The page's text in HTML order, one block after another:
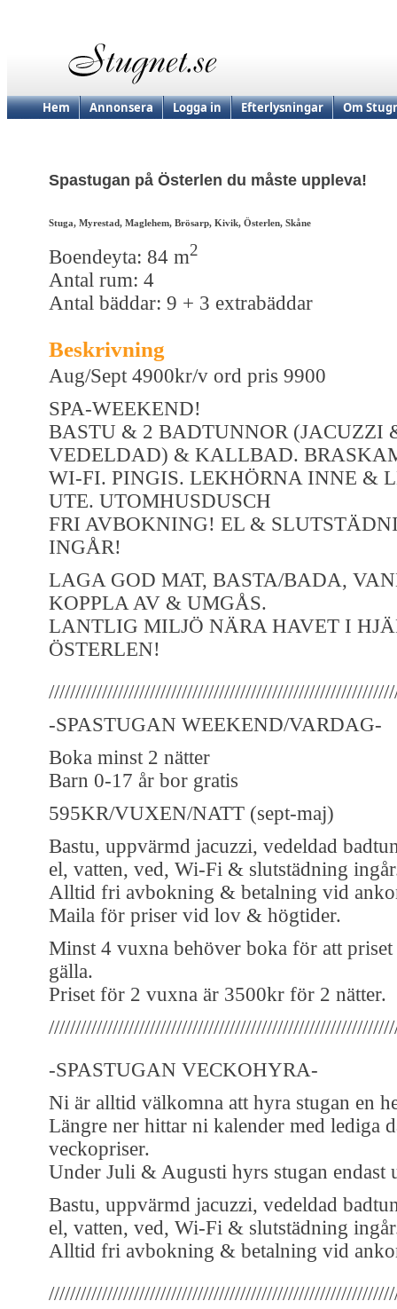
Hem Annonsera Logga in Efterlysningar Om
Spastugan på Österlen du måste uppleva!
Stuga, Myrestad, Maglehem, Brösarp, Kivik, Österlen, Skåne
Boendeyta: 84 m2
Antal rum: 4
Antal bäddar: 9 + 3 extrabäddar
Beskrivning
Aug/Sept 4900kr/v ord pris 9900
SPA-WEEKEND!
BASTU & 2 BADTUNNOR (JACUZZI
VEDELDAD) & KALLBAD.
WI-FI. PINGIS. LEKHÖRNA INNE &
UTE. UTOMHUSDUSCH
FRI AVBOKNING! EL &
INGÅR!
LAGA GOD MAT, BASTA/BADA,
KOPPLA AV & UMGÅS.
LANTLIG MILJÖ NÄRA HAVET I
ÖSTERLEN!
-SPASTUGAN WEEKEND/VARDAG-
Boka minst 2 nätter
Barn 0-17 år bor gratis
595KR/VUXEN/NATT (sept-maj)
Bastu, uppvärmd jacuzzi, vedeldad
el, vatten, ved, Wi-Fi & slutstädning
Alltid fri avbokning & betalning vid
Maila för priser vid lov & högtider.
Minst 4 vuxna behöver boka för att priset
gälla.
Priset för 2 vuxna är 3500kr för 2 nätter.
-SPASTUGAN VECKOHYRA-
Ni är alltid välkomna att hyra stugan en
Längre ner hittar ni kalender med lediga
veckopriser.
Under Juli & Augusti hyrs stugan endast
Bastu, uppvärmd jacuzzi, vedeldad
el, vatten, ved, Wi-Fi & slutstädning
Alltid fri avbokning & betalning vid